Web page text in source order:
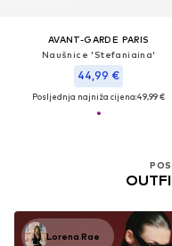
AVANT-GARDE PARIS
Naušnice 'Stefaniaina'
44,99 €
Posljednja najniža cijena:49,99 €
Lorena Rae